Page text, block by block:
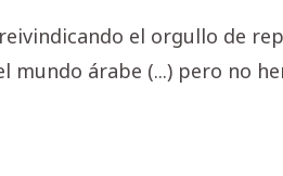
el orgullo de
mundo árabe (...) pero no